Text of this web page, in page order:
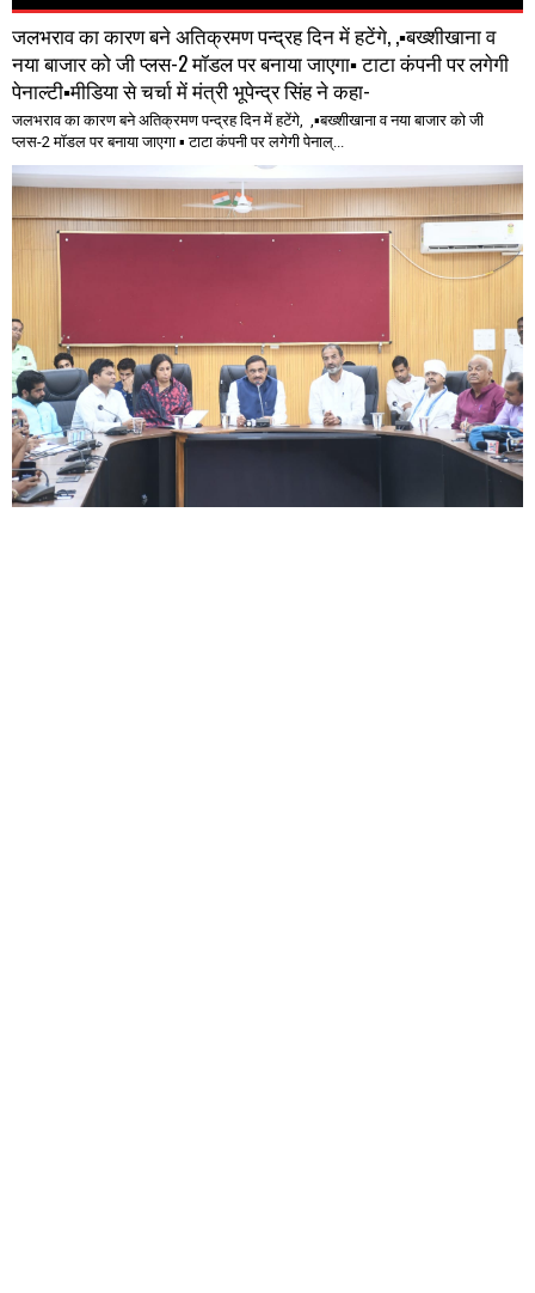
जलभराव का कारण बने अतिक्रमण पन्द्रह दिन में हटेंगे, ,▪️बख्शीखाना व
नया बाजार को जी प्लस-2 मॉडल पर बनाया जाएगा▪️ टाटा कंपनी पर लगेगी
पेनाल्टी▪️मीडिया से चर्चा में मंत्री भूपेन्द्र सिंह ने कहा-
जलभराव का कारण बने अतिक्रमण पन्द्रह दिन में हटेंगे, ,▪️बख्शीखाना व नया बाजार को जी
प्लस-2 मॉडल पर बनाया जाएगा ▪️ टाटा कंपनी पर लगेगी पेनाल्...